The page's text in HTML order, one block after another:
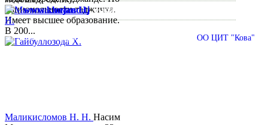
национальности таджичка.
Имеет высшее образование.
В 200...
Маликисломов Н. Н. Насим
www.khujand.tj, e-mail:
© 2013-2018 Разработчик и техническая поддержка ОО ЦИТ "Кова"